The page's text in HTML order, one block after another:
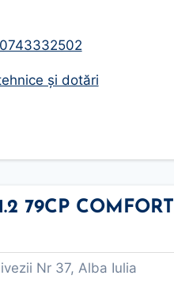
și dotări
79CP COMFORT
Nr 37, Alba Iulia